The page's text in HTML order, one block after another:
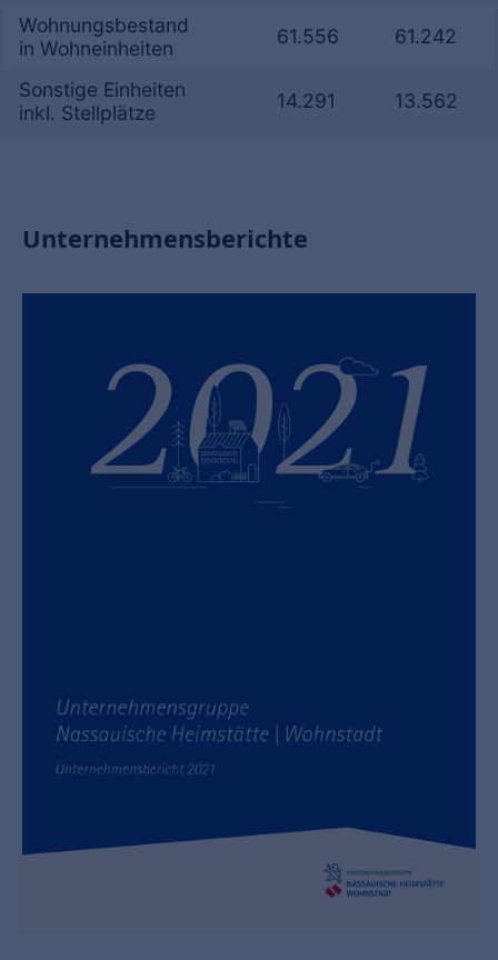
Wohnungsbestand
in Wohneinheiten
61.556 61.242
Sonstige Einheiten
inkl. Stellplätze
14.291 13.562
Unternehmensberichte